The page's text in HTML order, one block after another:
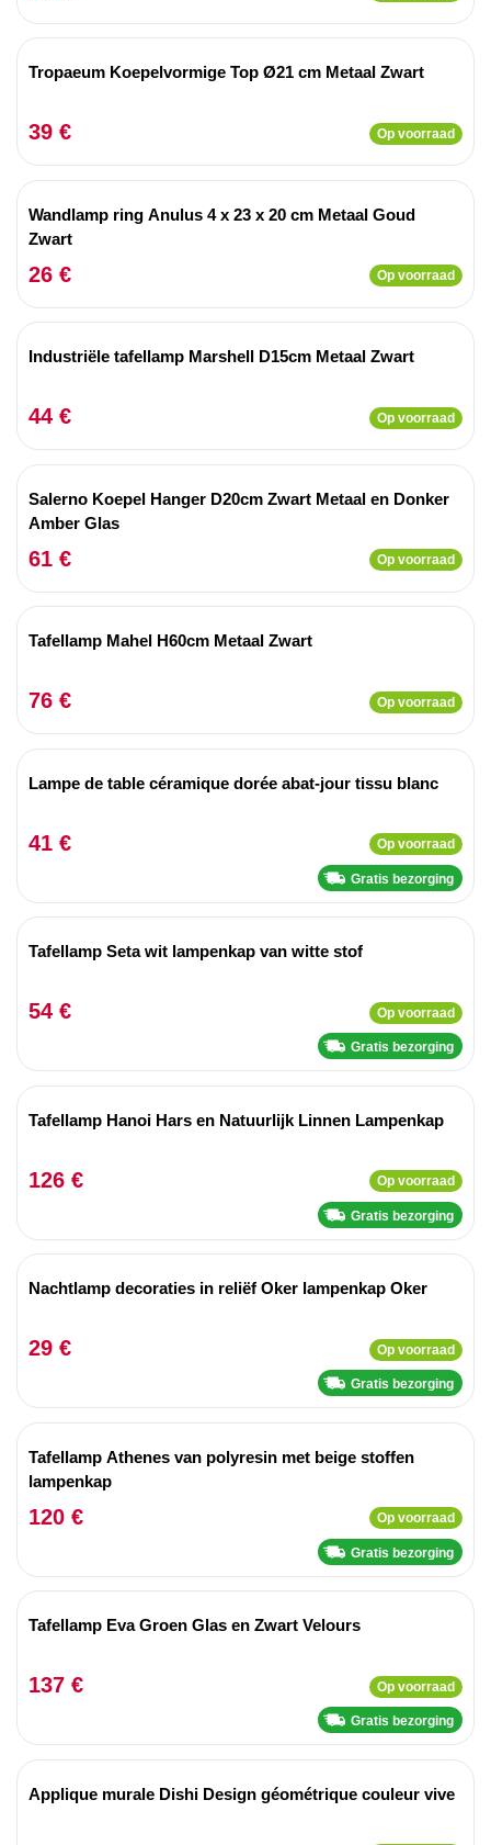
Tropaeum Koepelvormige Top Ø21 cm Metaal Zwart
39 € Op voorraad
Wandlamp ring Anulus 4 x 23 x 20 cm Metaal Goud
Zwart
26 € Op voorraad
Industriële tafellamp Marshell D15cm Metaal Zwart
44 € Op voorraad
Salerno Koepel Hanger D20cm Zwart Metaal en Donker
Amber Glas
61 € Op voorraad
Tafellamp Mahel H60cm Metaal Zwart
76 € Op voorraad
Lampe de table céramique dorée abat-jour tissu blanc
41 € Op voorraad
Gratis bezorging
Tafellamp Seta wit lampenkap van witte stof
54 € Op voorraad
Gratis bezorging
Tafellamp Hanoi Hars en Natuurlijk Linnen Lampenkap
126 € Op voorraad
Gratis bezorging
Nachtlamp decoraties in reliëf Oker lampenkap Oker
29 € Op voorraad
Gratis bezorging
Tafellamp Athenes van polyresin met beige stoffen
lampenkap
120 € Op voorraad
Gratis bezorging
Tafellamp Eva Groen Glas en Zwart Velours
137 € Op voorraad
Gratis bezorging
Applique murale Dishi Design géométrique couleur vive